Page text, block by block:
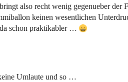
also recht wenig gegenueber der
keinen wesentlichen
schon praktikabler …
Umlaute und so …